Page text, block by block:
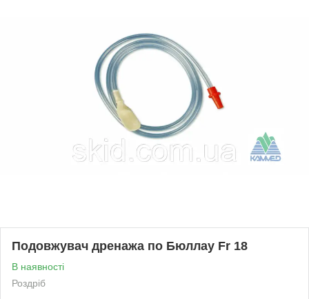
Подовжувач дренажа по Бюллау Fr 18
В наявності
Роздріб